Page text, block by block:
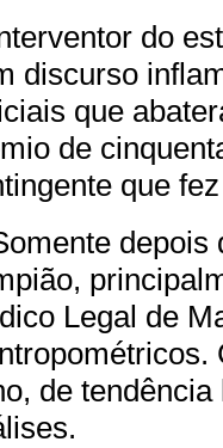
do
discurso
que
de
que
depois
Legal de
de